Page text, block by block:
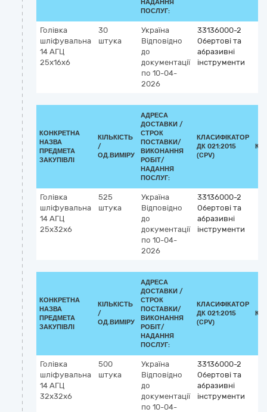
НАДАННЯ
ПОСЛУГ:
Голівка
шліфувальна
14 АГЦ
25х16х6
30
штука
Україна
Відповідно
до
документації
по 10-04-
2026
33136000-2
Обертові та
абразивні
інструменти
КОНКРЕТНА
НАЗВА
ПРЕДМЕТА
ЗАКУПІВЛІ
КІЛЬКІСТЬ
/
ОД.ВИМІРУ
АДРЕСА
ДОСТАВКИ /
СТРОК
ПОСТАВКИ/
ВИКОНАННЯ
РОБІТ/
НАДАННЯ
ПОСЛУГ:
КЛАСИФІКАТОР
ДК 021:2015
(CPV)
Голівка
шліфувальна
14 АГЦ
25х32х6
525
штука
Україна
Відповідно
до
документації
по 10-04-
2026
33136000-2
Обертові та
абразивні
інструменти
КОНКРЕТНА
НАЗВА
ПРЕДМЕТА
ЗАКУПІВЛІ
КІЛЬКІСТЬ
/
ОД.ВИМІРУ
АДРЕСА
ДОСТАВКИ /
СТРОК
ПОСТАВКИ/
ВИКОНАННЯ
РОБІТ/
НАДАННЯ
ПОСЛУГ:
КЛАСИФІКАТОР
ДК 021:2015
(CPV)
Голівка
шліфувальна
14 АГЦ
32х32х6
500
штука
Україна
Відповідно
до
документації
по 10-04-
33136000-2
Обертові та
абразивні
інструменти